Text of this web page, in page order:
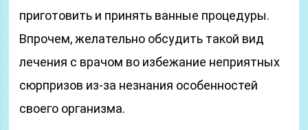
приготовить и принять ванные процедуры.
Впрочем, желательно обсудить такой вид
лечения с врачом во избежание неприятных
сюрпризов из-за незнания особенностей
своего организма.